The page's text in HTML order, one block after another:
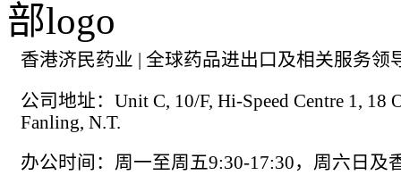
香港济民药业 | 全球药品进出口及相关服务领
公司地址：Unit C, 10/F, Hi-Speed Centre 1, 18
Fanling, N.T.
办公时间：周一至周五9:30-17:30，周六日及